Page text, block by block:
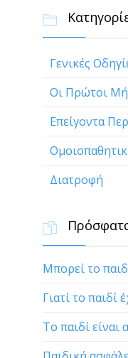

Γενικές
Οι Πρώτοι
Επείγοντα
Διατροφή

Μπορεί το
Γιατί το παιδί
Το παιδί είναι